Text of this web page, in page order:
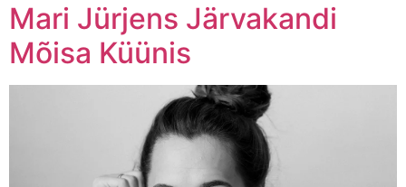
Mari Jürjens Järvakandi
Mõisa Küünis